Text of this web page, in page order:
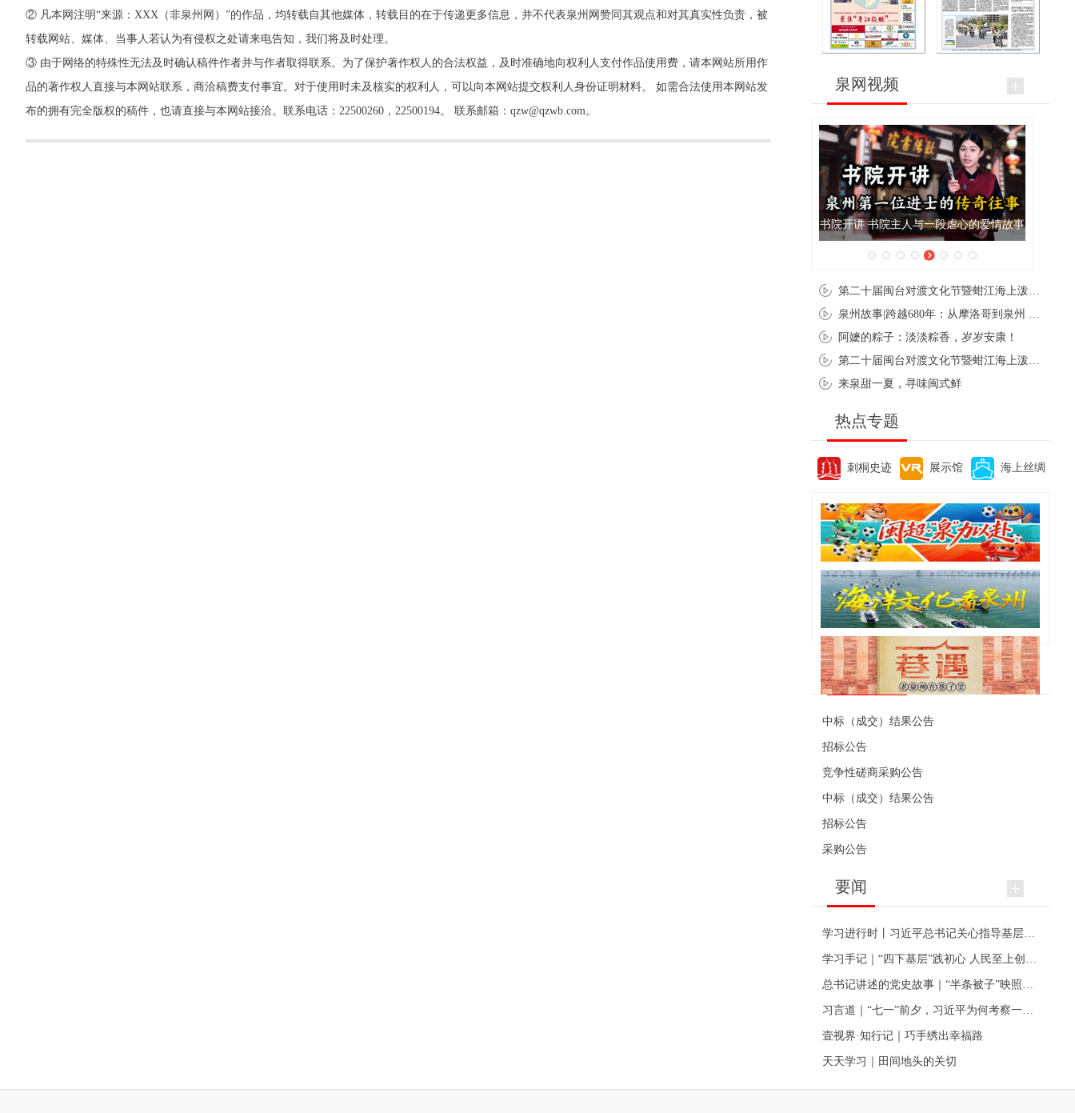
② 凡本网注明“来源：XXX（非泉州网）”的作品，均转载自其他媒体，转载目的在于传递更多信息，并不代表泉州网赞同其观点和对其真实性负责，被
转载网站、媒体、当事人若认为有侵权之处请来电告知，我们将及时处理。
③ 由于网络的特殊性无法及时确认稿件作者并与作者取得联系。为了保护著作权人的合法权益，及时准确地向权利人支付作品使用费，请本网站所用作
品的著作权人直接与本网站联系，商洽稿费支付事宜。对于使用时未及核实的权利人，可以向本网站提交权利人身份证明材料。 如需合法使用本网站发
布的拥有完全版权的稿件，也请直接与本网站接洽。联系电话：22500260，22500194。 联系邮箱：qzw@qzwb.com。
泉网视频
泉州肉粽亮相央视《新闻联播》
阿嬷的粽子：淡淡粽香，岁岁安康！
来泉甜一夏，寻味闽式鲜
热点专题
刺桐史迹 展示馆 海上丝绸
便民资讯
中标（成交）结果公告
招标公告
竞争性磋商采购公告
中标（成交）结果公告
招标公告
采购公告
要闻
壹视界·知行记｜巧手绣出幸福路
天天学习｜田间地头的关切